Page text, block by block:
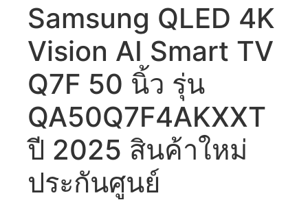
Samsung QLED 4K
Vision AI Smart TV
Q7F 50 นิ้ว รุ่น
QA50Q7F4AKXXT
ปี 2025 สินค้าใหม่
ประกันศูนย์